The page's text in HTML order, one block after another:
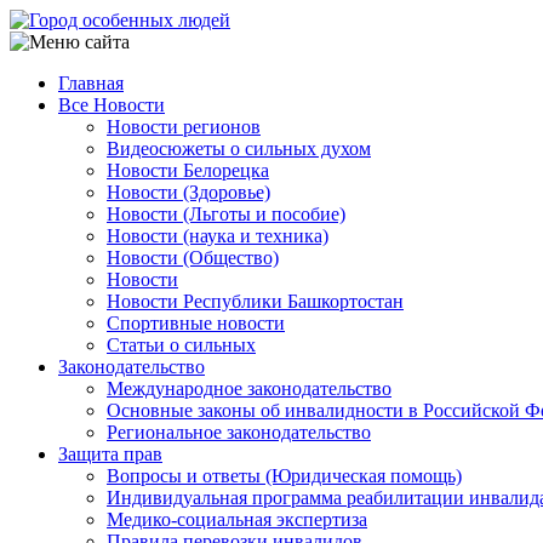
Перейти
к
содержанию
Main
navigation
Главная
Все Новости
Новости регионов
Видеосюжеты о сильных духом
Новости Белорецка
Новости (Здоровье)
Новости (Льготы и пособие)
Новости (наука и техника)
Новости (Общество)
Новости
Новости Республики Башкортостан
Спортивные новости
Статьи о сильных
Законодательство
Международное законодательство
Основные законы об инвалидности в Российской
Региональное законодательство
Защита прав
Вопросы и ответы (Юридическая помощь)
Индивидуальная программа реабилитации
Медико-социальная экспертиза